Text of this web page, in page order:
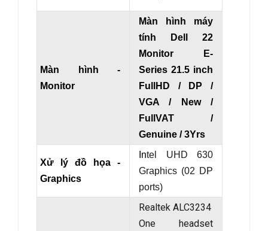
Màn hình -
Monitor
Màn hình máy
tính Dell 22
Monitor E-
Series 21.5 inch
FullHD / DP /
VGA / New /
FullVAT /
Genuine / 3Yrs
Xử lý đồ họa -
Graphics
Intel UHD 630
Graphics (02 DP
ports)
Realtek ALC3234
One headset